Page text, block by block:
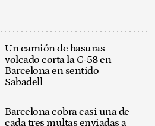
Un camión de basuras
volcado corta la C-58 en
Barcelona en sentido
Sabadell
Barcelona cobra casi una de
cada tres multas enviadas a